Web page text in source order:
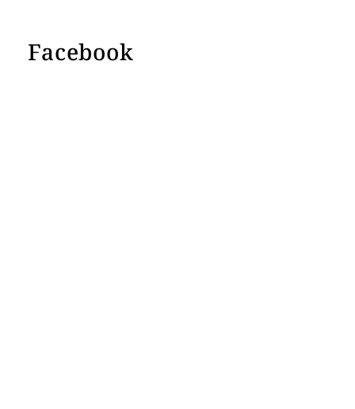
Facebook